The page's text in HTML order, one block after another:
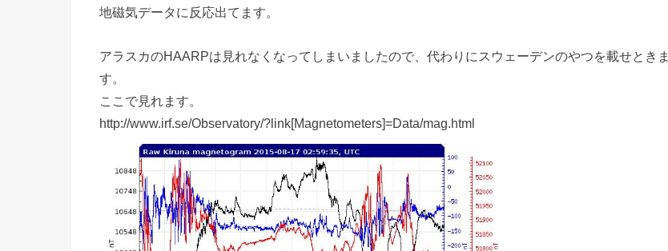
地磁気データに反応出てます。
アラスカのHAARPは見れなくなってしまいましたので、代わりにスウェーデンのやつを載せときま
す。
ここで見れます。
http://www.irf.se/Observatory/?link[Magnetometers]=Data/mag.html